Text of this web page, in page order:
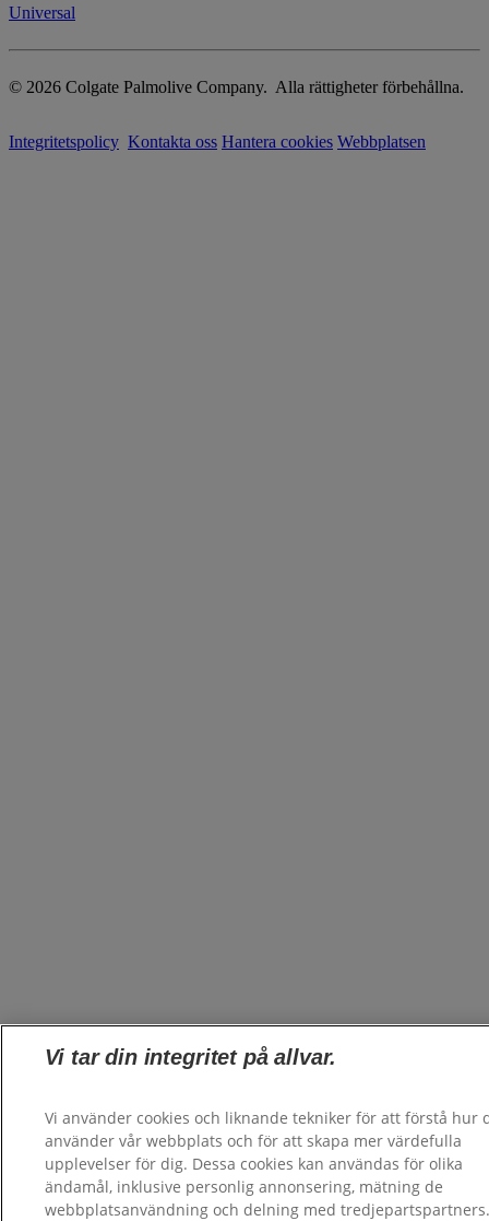
Universal
© 2026 Colgate Palmolive Company. Alla rättigheter förbehållna.
Integritetspolicy Kontakta oss Hantera cookies ​Webbplatsen
Vi tar din integritet på allvar.
Vi använder cookies och liknande tekniker för att förstå hur
använder vår webbplats och för att skapa mer värdefulla
upplevelser för dig. Dessa cookies kan användas för olika
ändamål, inklusive personlig annonsering, mätning de
webbplatsanvändning och delning med